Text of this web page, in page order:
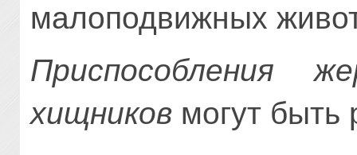
малоподвижных
хищников могут